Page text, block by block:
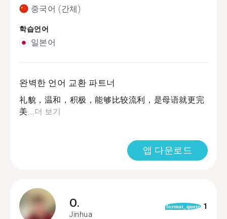
중국어 (간체)
학습언어
일본어
완벽한 언어 교환 파트너
礼貌，温和，积极，能够比较流利，是母语就更完
美...더 보기
앱 다운로드
O.
Jinhua
format_quote 1